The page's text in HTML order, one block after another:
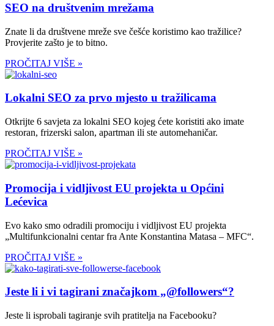
SEO na društvenim mrežama
Znate li da društvene mreže sve češće koristimo kao tražilice?
Provjerite zašto je to bitno.
PROČITAJ VIŠE »
Lokalni SEO za prvo mjesto u tražilicama
Otkrijte 6 savjeta za lokalni SEO kojeg ćete koristiti ako imate
restoran, frizerski salon, apartman ili ste automehaničar.
PROČITAJ VIŠE »
Promocija i vidljivost EU projekta u Općini
Lećevica
Evo kako smo odradili promociju i vidljivost EU projekta
„Multifunkcionalni centar fra Ante Konstantina Matasa – MFC“.
PROČITAJ VIŠE »
Jeste li i vi tagirani značajkom „@followers“?
Jeste li isprobali tagiranje svih pratitelja na Facebooku?